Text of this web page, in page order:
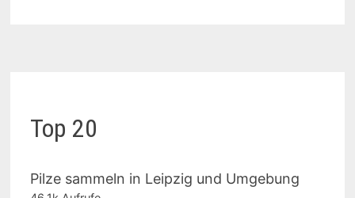
Top 20
Pilze sammeln in Leipzig und Umgebung